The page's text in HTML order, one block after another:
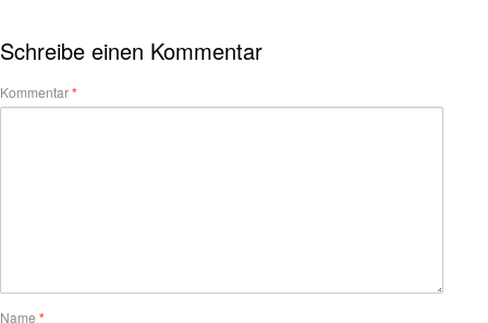
Schreibe einen Kommentar
Kommentar*
Name *